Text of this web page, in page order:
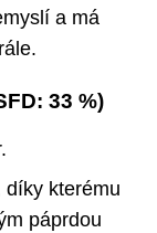
a má
33 %)
díky kterému
páprdou